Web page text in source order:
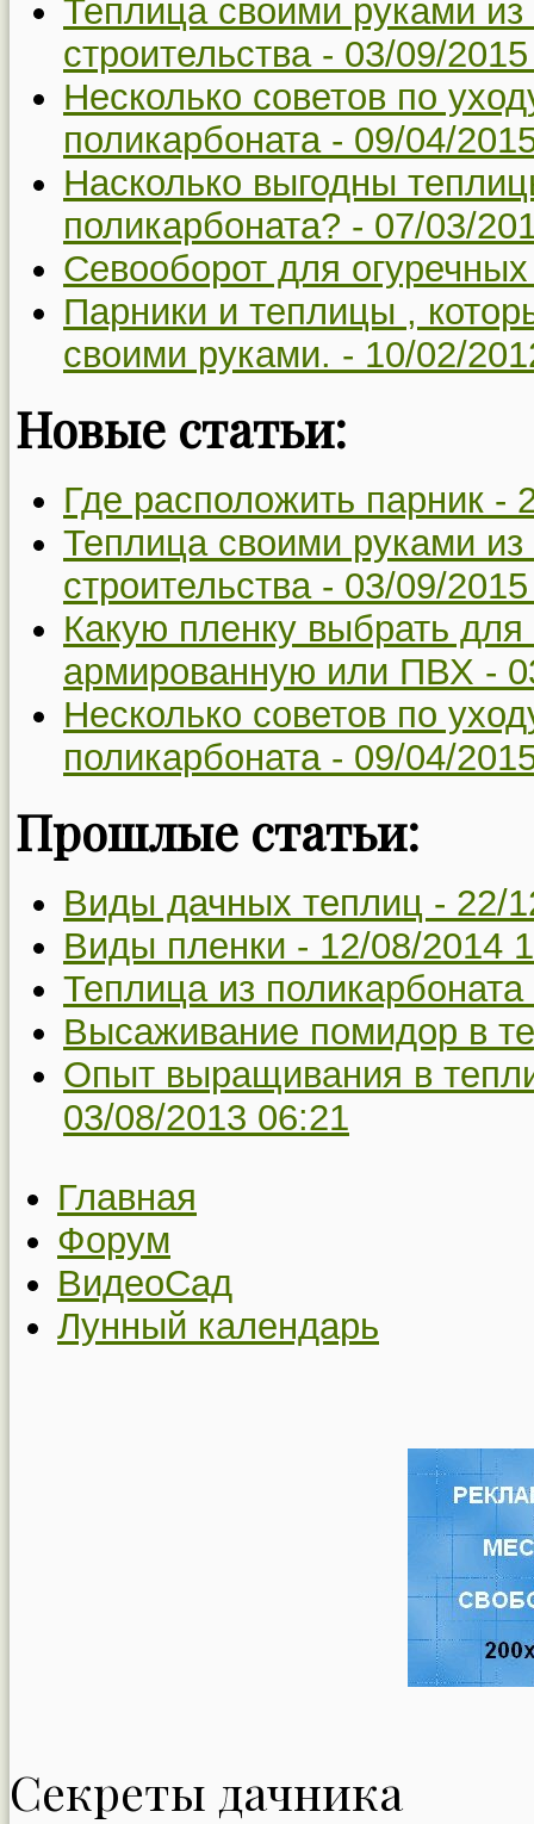
Теплица своими руками из
строительства - 03/09/
Несколько советов по
поликарбоната - 09/04/
Насколько выгодны
поликарбоната? - 07/03/
Севооборот для
Парники и теплицы ,
своими руками. - 10/02/
Новые статьи:
Где расположить парник -
Теплица своими руками из
строительства - 03/09/
Какую пленку выбрать
армированную или ПВХ -
Несколько советов по
поликарбоната - 09/04/
Прошлые статьи:
Виды дачных теплиц - 22/
Виды пленки - 12/08/2014
Теплица из
Высаживание помидор в
Опыт выращивания в
03/08/2013 06:21
Главная
Форум
ВидеоСад
Лунный календарь
Секреты дачника